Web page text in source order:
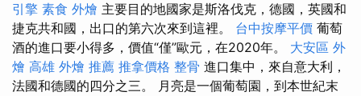
引擎 素食 外燴 主要目的地國家是斯洛伐克，德國，英國和
捷克共和國，出口的第六次來到這裡。 台中按摩平價 葡萄
酒的進口要小得多，價值“僅”歐元，在2020年。 大安區 外
燴 高雄 外燴 推薦 推拿價格 整骨 進口集中，來自意大利，
法國和德國的四分之三。 月亮是一個葡萄園，到本世紀末